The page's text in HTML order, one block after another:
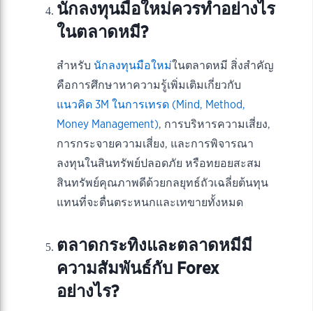
นักลงทุนมือใหม่ควรทำอย่างไร
ในตลาดหมี?
สำหรับ นักลงทุนมือใหม่ในตลาดหมี สิ่งสำคัญ
คือการศึกษาหาความรู้เพิ่มเติมเกี่ยวกับ
แนวคิด 3M ในการเทรด (Mind, Method,
Money Management), การบริหารความเสี่ยง,
การกระจายความเสี่ยง, และการพิจารณา
ลงทุนในสินทรัพย์ปลอดภัย หรือทยอยสะสม
สินทรัพย์คุณภาพดีด้วยกลยุทธ์ถัวเฉลี่ยต้นทุน
แทนที่จะตื่นตระหนกและเทขายทั้งหมด
ตลาดกระทิงและตลาดหมีมี
ความสัมพันธ์กับ Forex
อย่างไร?